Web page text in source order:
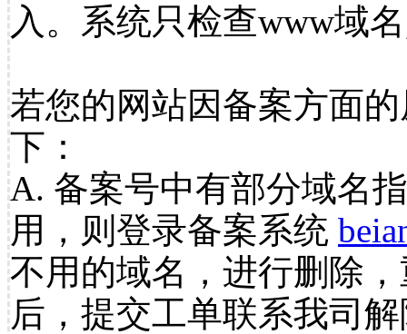
入。系统只检查www域
若您的网站因备案方面
下：
A. 备案号中有部分域名
用，则登录备案系统
不用的域名，进行删除
后，提交工单联系我司